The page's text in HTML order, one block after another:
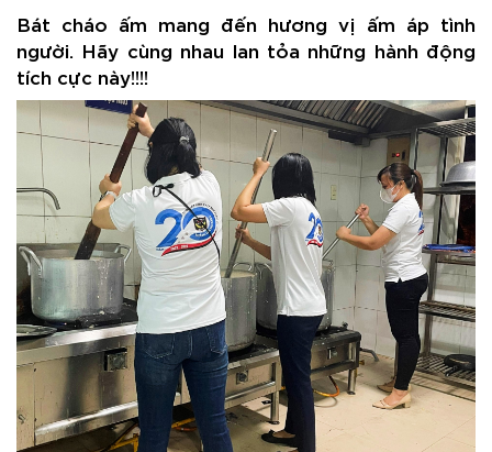
Bát cháo ấm mang đến hương vị ấm áp tình
người. Hãy cùng nhau lan tỏa những hành động
tích cực này!!!!